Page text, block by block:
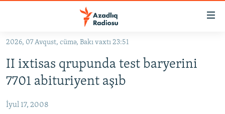
Əsas
qayıt
Əsas
qayıt
KORRUPSIOMETR
#ƏSLINDƏ
2026, 07 Avqust, cümə, Bakı vaxtı 23:51
II ixtisas qrupunda test baryerini
7701 abituriyent aşıb
İyul 17, 2008